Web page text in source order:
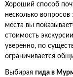
Хороший способ
несколько
места вы
стоимость
уверенно, по
ограничивается
Выбирая гида в